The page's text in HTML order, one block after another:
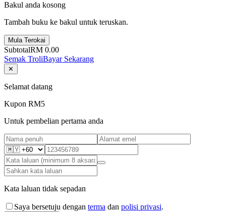
Bakul anda kosong
Tambah buku ke bakul untuk teruskan.
Mula Terokai
SubtotalRM 0.00
Semak TroliBayar Sekarang
✕
Selamat datang
Kupon RM5
Untuk pembelian pertama anda
Kata laluan tidak sepadan
Saya bersetuju dengan terma dan polisi privasi.